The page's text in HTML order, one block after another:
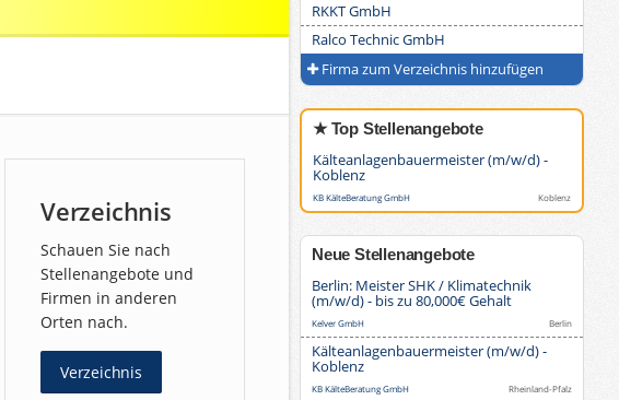
Verzeichnis
Schauen Sie nach
Stellenangebote und
Firmen in anderen
Orten nach.
Verzeichnis
RKKT GmbH
Ralco Technic GmbH
Firma zum Verzeichnis hinzufügen
★ Top Stellenangebote
Kälteanlagenbauermeister (m/w/d) -
Koblenz
KB KälteBeratung GmbH Koblenz
Neue Stellenangebote
Berlin: Meister SHK / Klimatechnik
(m/w/d) - bis zu 80,000€ Gehalt
Kelver GmbH Berlin
Kälteanlagenbauermeister (m/w/d) -
Koblenz
KB KälteBeratung GmbH Rheinland-Pfalz